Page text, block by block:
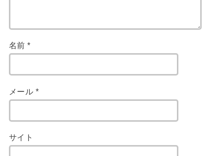
名前*
メール *
サイト